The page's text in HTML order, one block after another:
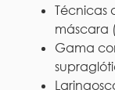
Técnicas
máscara
Gama